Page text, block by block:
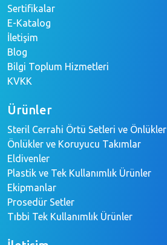
Sertifikalar
E-Katalog
İletişim
Blog
Bilgi Toplum Hizmetleri
KVKK
Ürünler
Steril Cerrahi Örtü Setleri ve Önlükler
Önlükler ve Koruyucu Takımlar
Eldivenler
Plastik ve Tek Kullanımlık Ürünler
Ekipmanlar
Prosedür Setler
Tıbbi Tek Kullanımlık Ürünler